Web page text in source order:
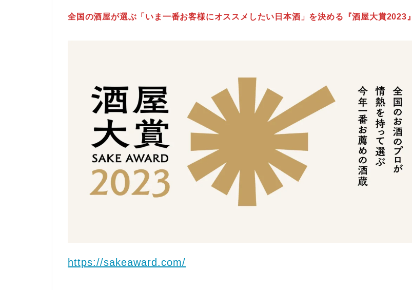
全国の酒屋が選ぶ「いま一番お客様にオススメしたい日本酒」を決める『酒屋大賞2023』
https://sakeaward.com/